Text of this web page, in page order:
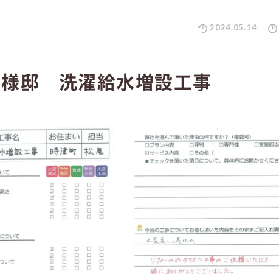
2024.05.14
邸 洗濯給水増設工事